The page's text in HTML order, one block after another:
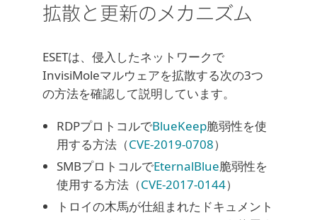
拡散と更新のメカニズム
ESETは、侵入したネットワークで
InvisiMoleマルウェアを拡散する次の3つ
の方法を確認して説明しています。
RDPプロトコルでBlueKeep脆弱性を使
用する方法（CVE-2019-0708）
SMBプロトコルでEternalBlue脆弱性を
使用する方法（CVE-2017-0144）
トロイの木馬が仕組まれたドキュメント